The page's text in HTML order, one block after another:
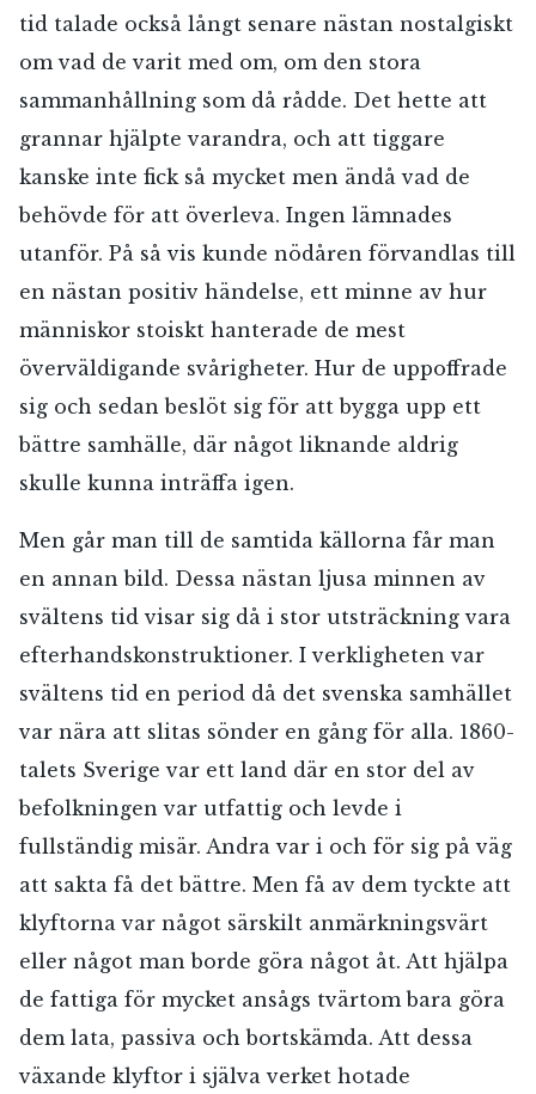
Jag accepterar villkoren.
ÅNGRA OCH STÄNG
tid talade också långt senare nästan nostalgiskt
om vad de varit med om, om den stora
sammanhållning som då rådde. Det hette att
grannar hjälpte varandra, och att tiggare
kanske inte fick så mycket men ändå vad de
behövde för att överleva. Ingen lämnades
utanför. På så vis kunde nödåren förvandlas till
en nästan positiv händelse, ett minne av hur
människor stoiskt hanterade de mest
överväldigande svårigheter. Hur de uppoffrade
sig och sedan beslöt sig för att bygga upp ett
bättre samhälle, där något liknande aldrig
skulle kunna inträffa igen.
Men går man till de samtida källorna får man
en annan bild. Dessa nästan ljusa minnen av
svältens tid visar sig då i stor utsträckning vara
efterhandskonstruktioner. I verkligheten var
svältens tid en period då det svenska samhället
var nära att slitas sönder en gång för alla. 1860-
talets Sverige var ett land där en stor del av
befolkningen var utfattig och levde i
fullständig misär. Andra var i och för sig på väg
att sakta få det bättre. Men få av dem tyckte att
klyftorna var något särskilt anmärkningsvärt
eller något man borde göra något åt. Att hjälpa
de fattiga för mycket ansågs tvärtom bara göra
dem lata, passiva och bortskämda. Att dessa
växande klyftor i själva verket hotade